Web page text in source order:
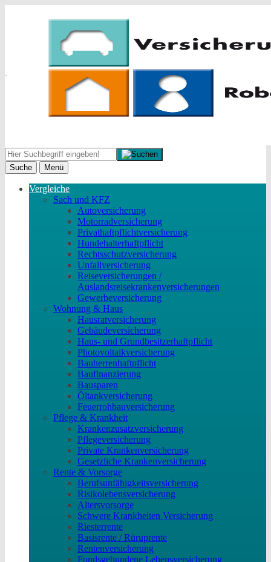
Suche Menü
Vergleiche
Sach und KFZ
Autoversicherung
Motorradversicherung
Privathaftpflichtversicherung
Hundehalterhaftpflicht
Rechtsschutzversicherung
Unfallversicherung
Reiseversicherungen /
Auslandsreisekrankenversicherungen
Gewerbeversicherung
Wohnung & Haus
Hausratversicherung
Gebäudeversicherung
Haus- und Grundbesitzerhaftpflicht
Photovoltaikversicherung
Bauherrenhaftpflicht
Baufinanzierung
Bausparen
Öltankversicherung
Feuerrohbauversicherung
Pflege & Krankheit
Krankenzusatzversicherung
Pflegeversicherung
Private Krankenversicherung
Gesetzliche Krankenversicherung
Rente & Vorsorge
Berufs­unfähigkeitsversicherung
Risikolebensversicherung
Altersvorsorge
Schwere Krankheiten Versicherung
Riesterrente
Basisrente / Rüruprente
Rentenversicherung
Fondsgebundene Lebensversicherung